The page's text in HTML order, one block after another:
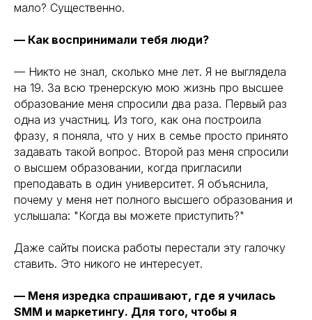
мало? Существенно.
— Как воспринимали тебя люди?
— Никто не знал, сколько мне лет. Я не выглядела
на 19. За всю тренерскую мою жизнь про высшее
образование меня спросили два раза. Первый раз
одна из участниц. Из того, как она построила
фразу, я поняла, что у них в семье просто принято
задавать такой вопрос. Второй раз меня спросили
о высшем образовании, когда пригласили
преподавать в один университет. Я объяснила,
почему у меня нет полного высшего образования и
услышала: "Когда вы можете приступить?"
Даже сайты поиска работы перестали эту галочку
ставить. Это никого не интересует.
— Меня изредка спрашивают, где я училась
SMM и маркетингу. Для того, чтобы я